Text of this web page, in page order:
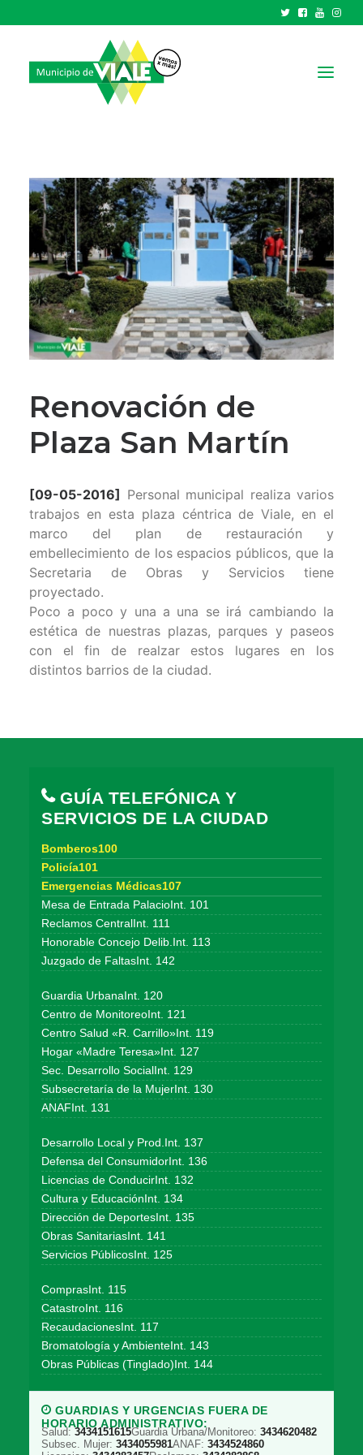
GOBIERNO
HCD
TRÁMITES Y SERVICIOS
CIUDAD
PARQUE INDUSTRIAL
RECAUDACIONES
Renovación de
Plaza San Martín
[09-05-2016]
Personal municipal realiza varios
trabajos en esta plaza céntrica de Viale, en el
marco del plan de restauración y
embellecimiento de los espacios públicos, que la
Secretaria de Obras y Servicios tiene
proyectado.
Poco a poco y una a una se irá cambiando la
estética de nuestras plazas, parques y paseos
con el fin de realzar estos lugares en los
distintos barrios de la ciudad.
GUÍA TELEFÓNICA Y
SERVICIOS DE LA CIUDAD
Bomberos100
Policía101
Emergencias Médicas107
Mesa de Entrada PalacioInt. 101
Reclamos CentralInt. 111
Honorable Concejo Delib.Int. 113
Juzgado de FaltasInt. 142
Guardia UrbanaInt. 120
Centro de MonitoreoInt. 121
Centro Salud «R. Carrillo»Int. 119
Hogar «Madre Teresa»Int. 127
Sec. Desarrollo SocialInt. 129
Subsecretaría de la MujerInt. 130
ANAFInt. 131
Desarrollo Local y Prod.Int. 137
Defensa del ConsumidorInt. 136
Licencias de ConducirInt. 132
Cultura y EducaciónInt. 134
Dirección de DeportesInt. 135
Obras SanitariasInt. 141
Servicios PúblicosInt. 125
ComprasInt. 115
CatastroInt. 116
RecaudacionesInt. 117
Bromatología y AmbienteInt. 143
Obras Públicas (Tinglado)Int. 144
GUARDIAS Y URGENCIAS FUERA DE
HORARIO ADMINISTRATIVO:
Salud: 3434151615Guardia Urbana/Monitoreo: 3434620482
Subsec. Mujer: 3434055981ANAF: 3434524860